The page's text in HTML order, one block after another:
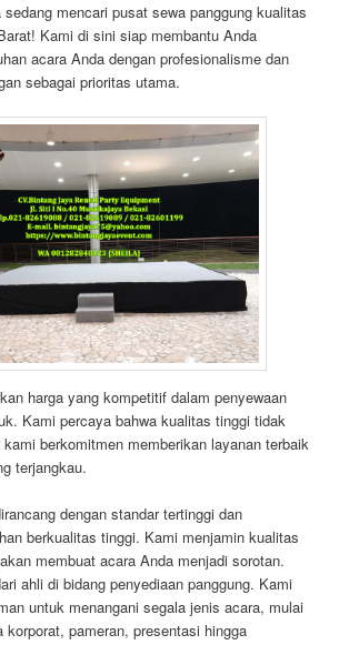
mencari pusat sewa panggung kualitas
Kami di sini siap membantu Anda
acara Anda dengan profesionalisme dan
sebagai prioritas utama.
harga yang kompetitif dalam penyewaan
Kami percaya bahwa kualitas tinggi tidak
berkomitmen memberikan layanan terbaik
terjangkau.
dengan standar tertinggi dan
berkualitas tinggi. Kami menjamin kualitas
membuat acara Anda menjadi sorotan.
ahli di bidang penyediaan panggung. Kami
untuk menangani segala jenis acara, mulai
korporat, pameran, presentasi hingga